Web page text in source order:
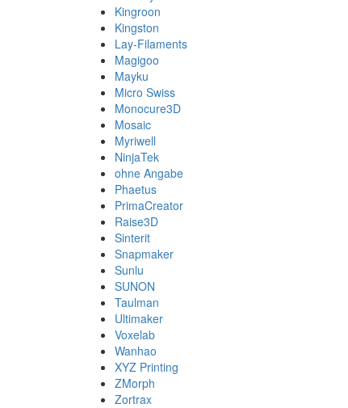
Kingroon
Kingston
Lay-Filaments
Magigoo
Mayku
Micro Swiss
Monocure3D
Mosaic
Myriwell
NinjaTek
ohne Angabe
Phaetus
PrimaCreator
Raise3D
Sinterit
Snapmaker
Sunlu
SUNON
Taulman
Ultimaker
Voxelab
Wanhao
XYZ Printing
ZMorph
Zortrax